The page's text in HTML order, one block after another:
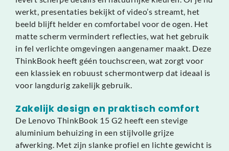
werkt, presentaties bekijkt of video’s streamt, het
beeld blijft helder en comfortabel voor de ogen. Het
matte scherm vermindert reflecties, wat het gebruik
in fel verlichte omgevingen aangenamer maakt. Deze
ThinkBook heeft géén touchscreen, wat zorgt voor
een klassiek en robuust schermontwerp dat ideaal is
voor langdurig zakelijk gebruik.
Zakelijk design en praktisch comfort
De Lenovo ThinkBook 15 G2 heeft een stevige
aluminium behuizing in een stijlvolle grijze
afwerking. Met zijn slanke profiel en lichte gewicht is